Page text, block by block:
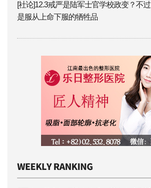
[社论]12.3戒严是陆军士官学校政变？不过
是服从上命下服的牺牲品